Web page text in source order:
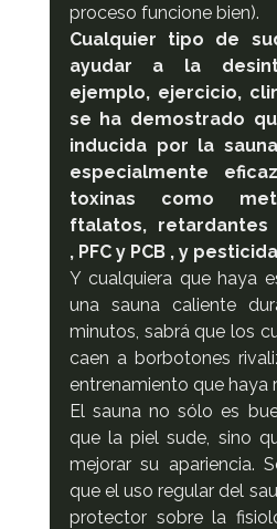
proceso funcione bien).
Cualquier tipo de
ayudar a la
ejemplo, ejercicio,
se ha demostrado
inducida por la
especialmente
toxinas como
ftalatos, retardantes
, PFC y PCB , y
Y cualquiera que haya
una sauna caliente
minutos, sabrá que los
caen a borbotones
entrenamiento que haya
El sauna no sólo es
que la piel sude, sino
mejorar su apariencia.
que el uso regular del
protector sobre la